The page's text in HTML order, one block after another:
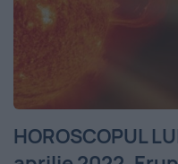
HOROSCOPUL